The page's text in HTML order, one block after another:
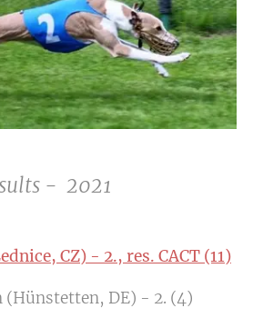
- 2021
CZ) - 2., res. CACT (11)
(Hünstetten, DE) - 2. (4)